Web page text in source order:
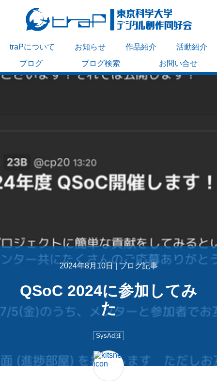
traPについて お知らせ 作品紹介
活動紹介
ブログ
ブログ検索 お問い合せ
2024年8月10日 |ブログ記事
QSoC 2024に参加してみ
た
SysAd班